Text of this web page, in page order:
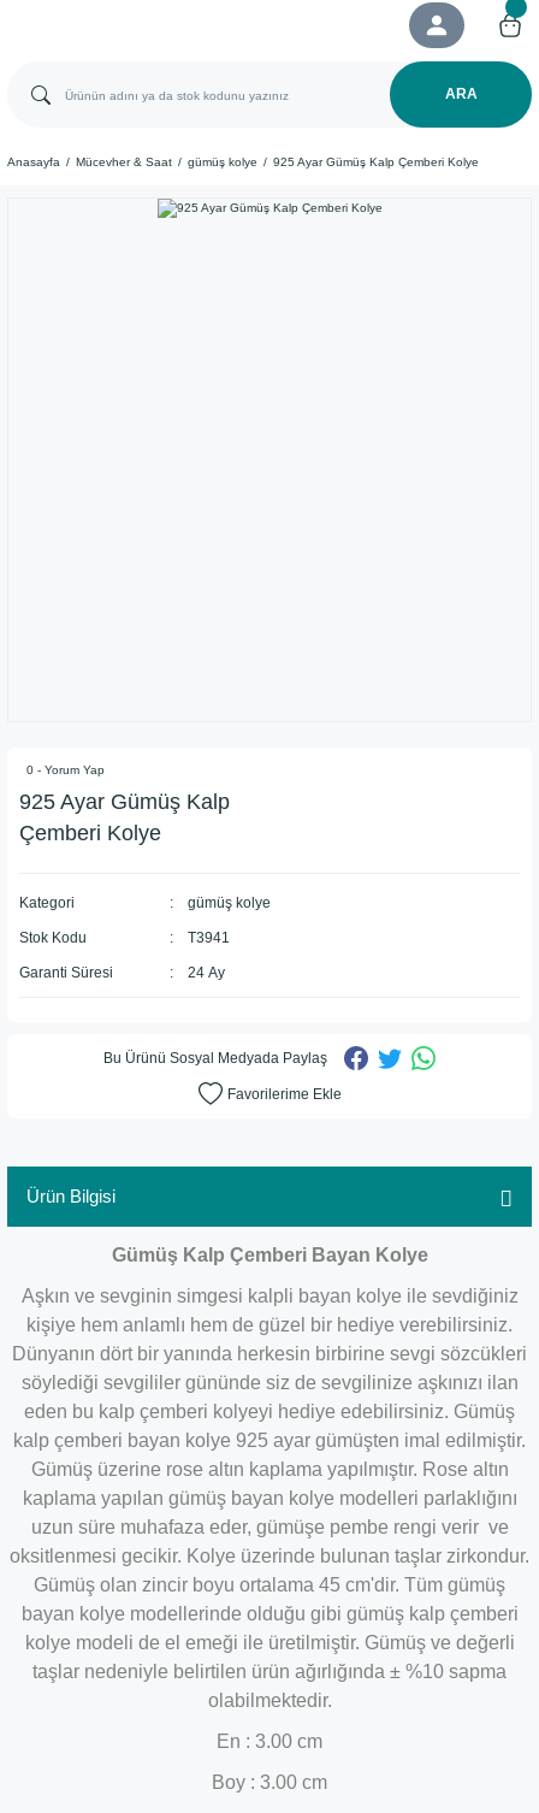
ARA
Anasayfa Mücevher & Saat gümüş kolye ​925 Ayar Gümüş Kalp Çemberi Kolye
0 - Yorum Yap
​925 Ayar Gümüş Kalp
Çemberi Kolye
Kategori gümüş kolye
Stok Kodu T3941
Garanti Süresi 24 Ay
Bu Ürünü Sosyal Medyada Paylaş
Ürün Bilgisi
​Gümüş Kalp Çemberi Bayan Kolye
Aşkın ve sevginin simgesi kalpli bayan kolye ile sevdiğiniz
kişiye hem anlamlı hem de güzel bir hediye verebilirsiniz.
Dünyanın dört bir yanında herkesin birbirine sevgi sözcükleri
söylediği sevgililer gününde siz de sevgilinize aşkınızı ilan
eden bu kalp çemberi kolyeyi hediye edebilirsiniz. Gümüş
kalp çemberi bayan kolye 925 ayar gümüşten imal edilmiştir.
Gümüş üzerine rose altın kaplama yapılmıştır. Rose altın
kaplama yapılan gümüş bayan kolye modelleri parlaklığını
uzun süre muhafaza eder, gümüşe pembe rengi verir ve
oksitlenmesi gecikir. Kolye üzerinde bulunan taşlar zirkondur.
Gümüş olan zincir boyu ortalama 45 cm'dir. Tüm gümüş
bayan kolye modellerinde olduğu gibi gümüş kalp çemberi
kolye modeli de el emeği ile üretilmiştir. Gümüş ve değerli
taşlar nedeniyle belirtilen ürün ağırlığında ± %10 sapma
olabilmektedir.
En : 3.00 cm
Boy : 3.00 cm